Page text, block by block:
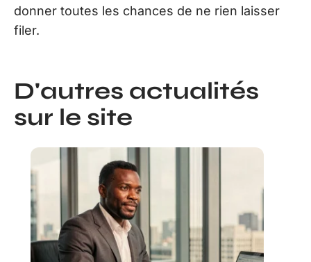
donner toutes les chances de ne rien laisser
filer.
D'autres actualités
sur le site